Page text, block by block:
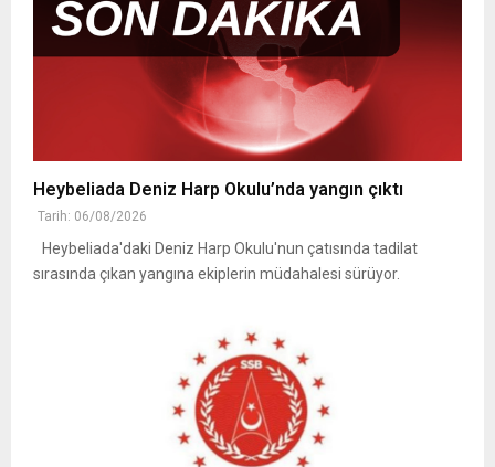
Heybeliada Deniz Harp Okulu’nda yangın çıktı
Tarih: 06/08/2026
Heybeliada'daki Deniz Harp Okulu'nun çatısında tadilat
sırasında çıkan yangına ekiplerin müdahalesi sürüyor.